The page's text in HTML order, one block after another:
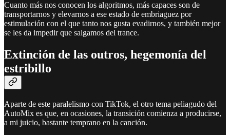
Cuanto más nos conocen los algoritmos, más capaces son de
transportarnos y elevarnos a ese estado de embriaguez por
estimulación con el que tanto nos gusta evadirnos, y también mejor
se les da impedir que salgamos del trance.
Extinción de las outros, hegemonía del
estribillo
Aparte de este paralelismo con TikTok, el otro tema peliagudo del
AutoMix es que, en ocasiones, la transición comienza a producirse,
a mi juicio, bastante temprano en la canción.